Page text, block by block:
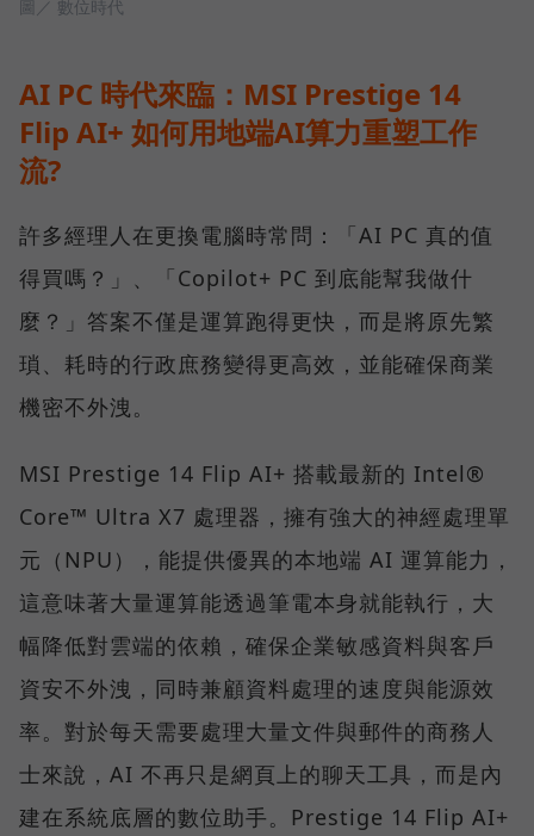
圖／ 數位時代
AI PC 時代來臨：MSI Prestige 14
Flip AI+ 如何用地端AI算力重塑工作
流?
許多經理人在更換電腦時常問：「AI PC 真的值
得買嗎？」、「Copilot+ PC 到底能幫我做什
麼？」答案不僅是運算跑得更快，而是將原先繁
瑣、耗時的行政庶務變得更高效，並能確保商業
機密不外洩。
MSI Prestige 14 Flip AI+ 搭載最新的 Intel®
Core™ Ultra X7 處理器，擁有強大的神經處理單
元（NPU），能提供優異的本地端 AI 運算能力，
這意味著大量運算能透過筆電本身就能執行，大
幅降低對雲端的依賴，確保企業敏感資料與客戶
資安不外洩，同時兼顧資料處理的速度與能源效
率。對於每天需要處理大量文件與郵件的商務人
士來說，AI 不再只是網頁上的聊天工具，而是內
建在系統底層的數位助手。Prestige 14 Flip AI+